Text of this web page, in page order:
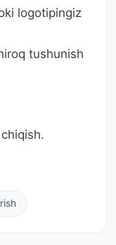
logotipingiz
tushunish